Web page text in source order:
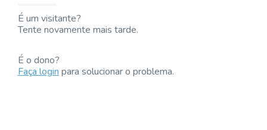
É um visitante?
Tente novamente mais tarde.
É o dono?
Faça loginpara solucionar o problema.